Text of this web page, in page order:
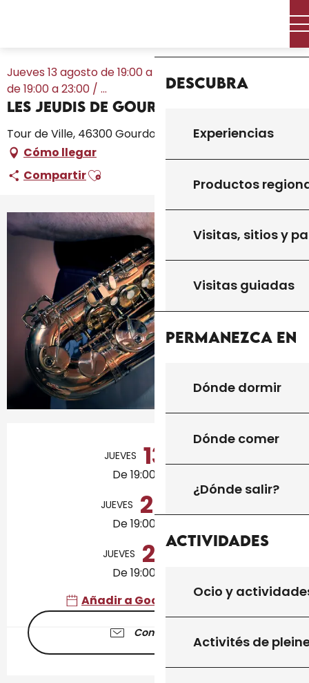
Descubra
Experiencias
Productos
Visitas, sitios y
Visitas guiadas
Permanezca en
Dónde dormir
Dónde comer
¿Dónde salir?
Actividades
Ocio y
Activités de
Jueves 13 agosto de 19:00 a 23:00 / Jueves 20 agosto
de 19:00 a 23:00 / ...
Les Jeudis de Gourdon
Tour de Ville, 46300 Gourdon
Cómo llegar
CompartirAjouter aux favoris
Horarios y datos de contacto
JUEVES 13
De 19:00 a 23:00
JUEVES 20
De 19:00 a 23:00
JUEVES 27
De 19:00 a 23:00
Añadir a Google Calendar
Contáctenos